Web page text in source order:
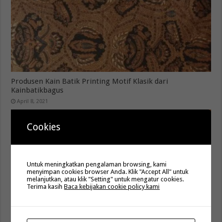
Produsen Kain Batik Printing Motif Klasik dari
Kainbatikbagus
April 8, 2021
Cookies
Untuk meningkatkan pengalaman browsing, kami
menyimpan cookies browser Anda. Klik "Accept All" untuk
melanjutkan, atau klik "Setting" untuk mengatur cookies.
Terima kasihBaca kebijakan cookie policy kami